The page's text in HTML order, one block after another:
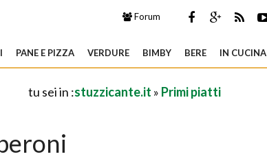
Forum
PANE E PIZZA VERDURE BIMBY BERE IN CUCINA
tu sei in :stuzzicante.it » Primi piatti